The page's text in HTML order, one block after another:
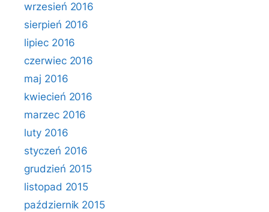
wrzesień 2016
sierpień 2016
lipiec 2016
czerwiec 2016
maj 2016
kwiecień 2016
marzec 2016
luty 2016
styczeń 2016
grudzień 2015
listopad 2015
październik 2015